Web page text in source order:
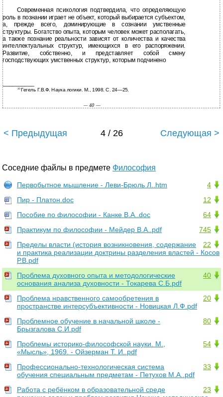
Современная психология подтвердила, что определяющую
роль в познании играет не объект, который выбирается субъектом,
а, прежде всего, доминирующие в сознании умственные
структуры. Богатство опыта, которым человек может располагать,
а также познание реальности зависят от количества и качества
интеллектуальных структур, имеющихся в его распоряжении.
Развитие, собственно, и представляет собой смену
господствующих умственных структур, которым подчинено
__________
30Гегель Г.В.Ф. Наука логики. М., 1998. С. 24—25.
— 40 —
< Предыдущая 4 / 26 Следующая >
Соседние файлы в предмете Философия
4
Первобытное мышление - Леви-Брюль Л..htm
12
Пир - Платон.doc
64
Пособие по философии - Канке В.А..doc
745
Практикум по философии - Мейдер В.А..pdf
22
Пределы власти (история возникновения, содержание
и практика реализации доктрины разделения властей - Косов
Р.В.pdf
40
Проблема духовного опыта и методологические
основания анализа духовности - Токарева С.Б.pdf
20
Проблема нравственного самообретения в
пространстве интерсубъективности - Новицкая Л.Ф.pdf
80
Проблемное обучение в начальной школе -
Брызгалова С.И.pdf
54
Проблемы историко-философской науки. М.,
«Мысль», 1969. - Ойзерман Т. И..pdf
33
Профессионально-технологическая система
обучения специальным предметам - Петухов М.А..pdf
23
Работа с ребёнком в образовательной среде